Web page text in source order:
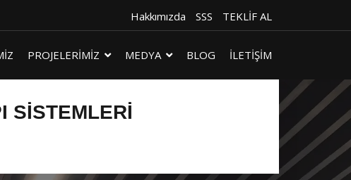
Hakkımızda SSS TEKLİF AL
PROJELERİMİZ MEDYA BLOG İLETİŞİM
SISTEMLERI